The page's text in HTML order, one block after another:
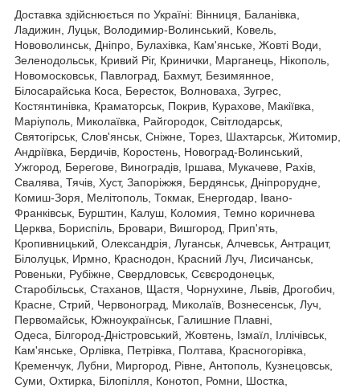
Доставка здійснюється по Україні: Вінниця, Баланівка,
Ладижин, Луцьк, Володимир-Волинський, Ковель,
Нововолинськ, Дніпро, Булахівка, Кам'янське, Жовті Води,
Зеленодольськ, Кривий Ріг, Кринички, Марганець, Нікополь,
Новомосковськ, Павлоград, Бахмут, Безимянное,
Білосарайська Коса, Бересток, Волноваха, Зугрес,
Костянтинівка, Краматорськ, Покрив, Курахове, Макіївка,
Маріуполь, Миколаївка, Райгородок, Світлодарськ,
Святогірськ, Слов'янськ, Сніжне, Торез, Шахтарськ, Житомир,
Андріївка, Бердичів, Коростень, Новоград-Волинський,
Ужгород, Берегове, Виноградів, Іршава, Мукачеве, Рахів,
Свалява, Тячів, Хуст, Запоріжжя, Бердянськ, Дніпрорудне,
Комиш-Зоря, Мелітополь, Токмак, Енергодар, Івано-
Франківськ, Бурштин, Калуш, Коломия, Темно коричнева
Церква, Бориспіль, Бровари, Вишгород, Прип'ять,
Кропивницький, Олександрія, Луганськ, Алчевськ, Антрацит,
Білолуцьк, Ирмно, Краснодон, Красний Луч, Лисичанськ,
Ровеньки, Рубіжне, Свердловськ, Сєвєродонецьк,
Старобільськ, Стаханов, Щастя, Чорнухине, Львів, Дрогобич,
Красне, Стрий, Червоноград, Миколаїв, Вознесенськ, Луч,
Первомайськ, Южноукраїнськ, Галишние Плавні,
Одеса, Білгород-Дністровський, Жовтень, Ізмаїл, Іллічівськ,
Кам'янське, Орлівка, Петрівка, Полтава, Красногорівка,
Кременчук, Лубни, Миргород, Рівне, Антополь, Кузнецовськ,
Суми, Охтирка, Білопілля, Конотоп, Ромни, Шостка,